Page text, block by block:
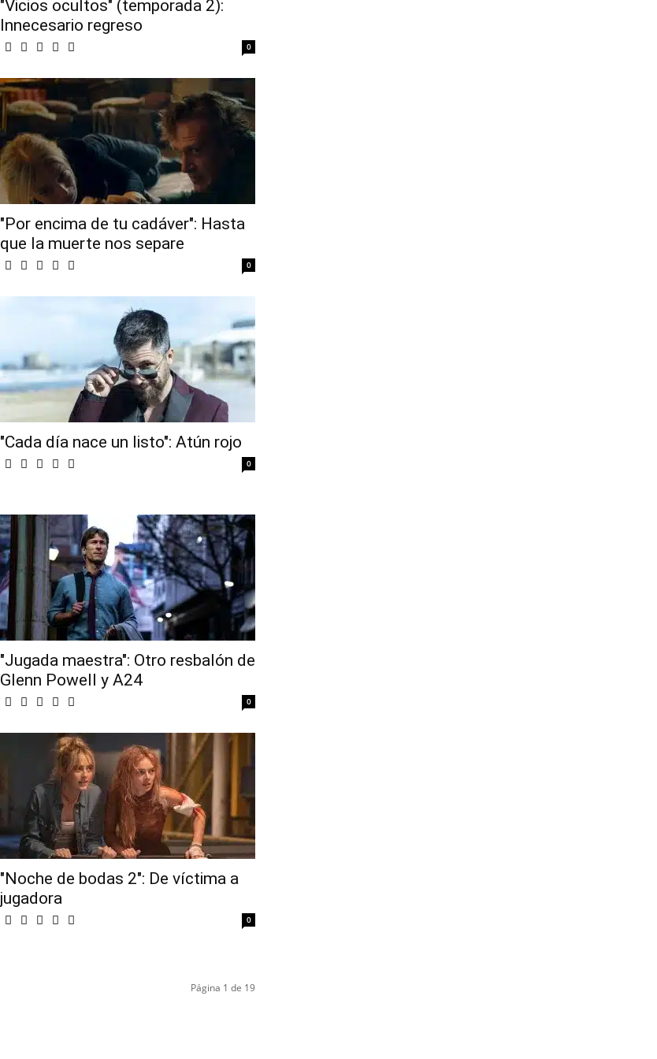
"Vicios ocultos" (temporada 2):
Innecesario regreso
0
"Por encima de tu cadáver": Hasta
que la muerte nos separe
0
"Cada día nace un listo": Atún rojo
0
"Jugada maestra": Otro resbalón de
Glenn Powell y A24
0
"Noche de bodas 2": De víctima a
jugadora
0
Página 1 de 19